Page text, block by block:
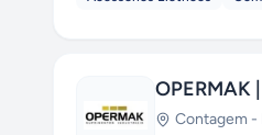
OPERMAK
Contagem -